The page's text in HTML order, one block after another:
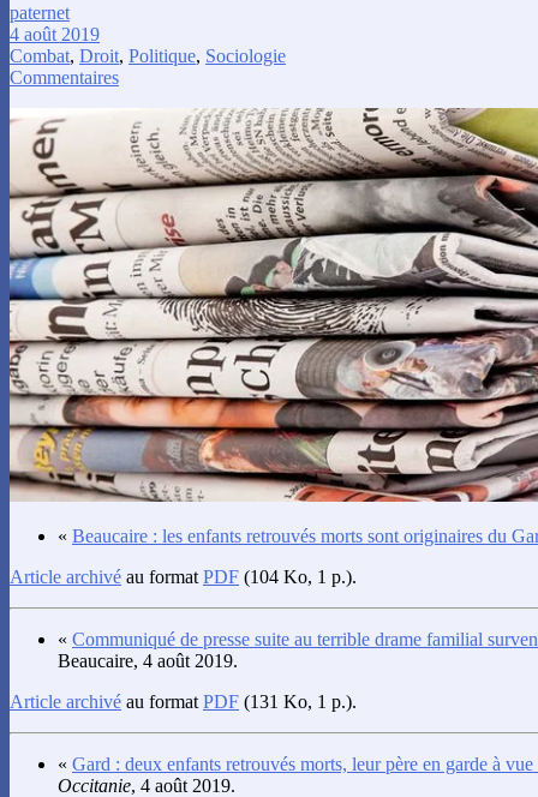
paternet
4 août 2019
Combat, Droit, Politique, Sociologie
Commentaires
« Beaucaire : les enfants retrouvés morts sont originaires du
Article archivé au format PDF (104 Ko, 1 p.).
« Communiqué de presse suite au terrible drame familial
Beaucaire, 4 août 2019.
Article archivé au format PDF (131 Ko, 1 p.).
« Gard : deux enfants retrouvés morts, leur père en garde à vue
Occitanie, 4 août 2019.